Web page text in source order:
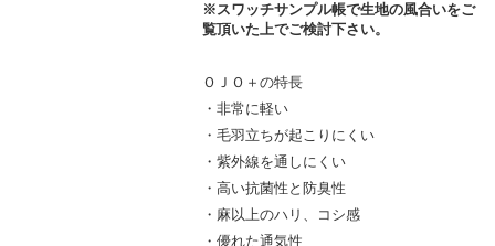
※スワッチサンプル帳で生地の風合いをご
覧頂いた上でご検討下さい。
ＯＪＯ＋の特長
・非常に軽い
・毛羽立ちが起こりにくい
・紫外線を通しにくい
・高い抗菌性と防臭性
・麻以上のハリ、コシ感
・優れた通気性